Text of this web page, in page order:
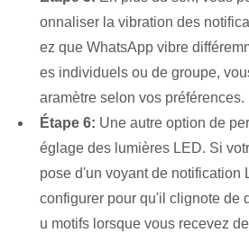
onnaliser la vibration des
ez que WhatsApp vibre
es individuels ou de groupe,
aramètre selon vos préférences.
Étape 6: Une autre option de
églage des lumières LED. Si
pose d'un voyant de notification
configurer pour qu'il clignote de
u motifs lorsque vous recevez